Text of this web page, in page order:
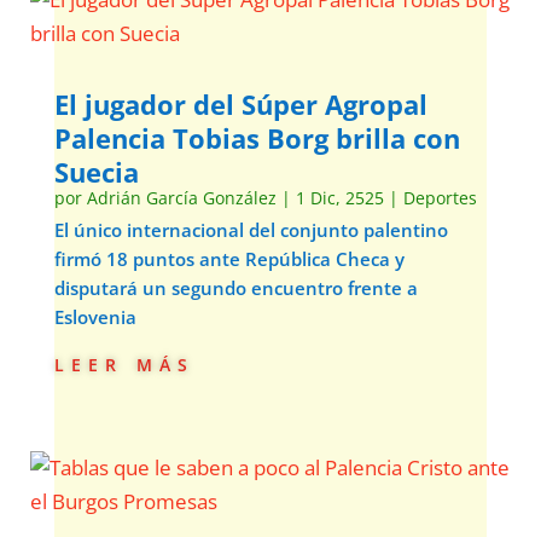
El jugador del Súper Agropal
Palencia Tobias Borg brilla con
Suecia
por Adrián García González | 1 Dic, 2525| Deportes
El único internacional del conjunto palentino
firmó 18 puntos ante República Checa y
disputará un segundo encuentro frente a
Eslovenia
leer más